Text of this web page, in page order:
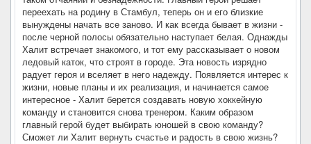
переехать на родину в Стамбул, теперь он и его близкие
вынуждены начать все заново. И как всегда бывает в жизни -
после черной полосы обязательно наступает белая. Однажды
Халит встречает знакомого, и тот ему рассказывает о новом
ледовый каток, что строят в городе. Эта новость изрядно
радует героя и вселяет в него надежду. Появляется интерес к
жизни, новые планы и их реализация, и начинается самое
интересное - Халит берется создавать новую хоккейную
команду и становится снова тренером. Каким образом
главный герой будет выбирать юношей в свою команду?
Сможет ли Халит вернуть счастье и радость в свою жизнь?